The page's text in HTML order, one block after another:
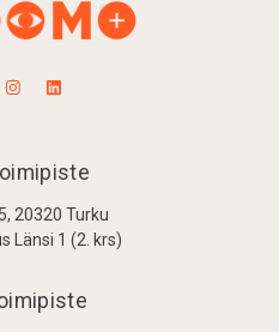
20320 Turku
Länsi 1 (2. krs)